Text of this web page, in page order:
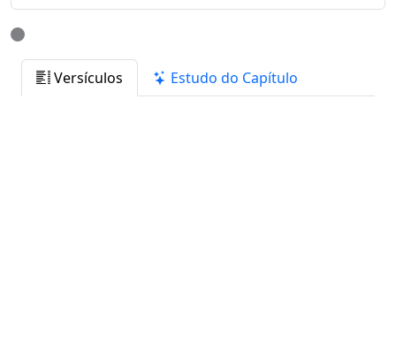
Versículos Estudo do Capítulo